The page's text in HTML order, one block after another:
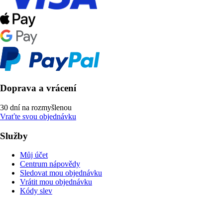
Doprava a vrácení
30 dní na rozmyšlenou
Vraťte svou objednávku
Služby
Můj účet
Centrum nápovědy
Sledovat mou objednávku
Vrátit mou objednávku
Kódy slev